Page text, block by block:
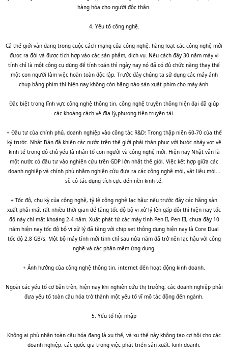
hàng hóa cho người độc thân.
4. Yếu tố công nghệ.
Cả thế giới vẫn đang trong cuộc cách mạng của công nghệ, hàng loạt các công nghệ mới
được ra đời và được tích hợp vào các sản phẩm, dịch vụ. Nếu cách đây 30 năm máy vi
tính chỉ là một công cụ dùng để tính toán thì ngày nay nó đã có đủ chức năng thay thế
một con người làm việc hoàn toàn độc lập. Trước đây chúng ta sử dụng các máy ảnh
chụp bằng phim thì hiện nay không còn hãng nào sản xuất phim cho máy ảnh.
Đặc biệt trong lĩnh vực công nghệ thông tin, công nghệ truyền thông hiện đại đã giúp
các khoảng cách về địa lý,phương tiện truyền tải.
+ Đầu tư của chính phủ, doanh nghiệp vào công tác R&D: Trong thập niên 60-70 của thế
kỷ trước. Nhật Bản đã khiến các nước trên thế giới phải thán phục với bước nhảy vọt về
kinh tế trong đó chủ yếu là nhân tố con người và công nghệ mới. Hiện nay Nhật vẫn là
một nước có đầu tư vào nghiên cứu trên GDP lớn nhất thế giới. Việc kết hợp giữa các
doanh nghiệp và chính phủ nhằm nghiên cứu đưa ra các công nghệ mới, vật liệu mới...
sẽ có tác dụng tích cực đến nền kinh tế.
+ Tốc độ, chu kỳ của công nghệ, tỷ lệ công nghệ lạc hậu: nếu trước đây các hãng sản
xuất phải mất rất nhiều thời gian để tăng tốc độ bộ vi xử lý lên gấp đôi thì hiện nay tốc
độ này chỉ mất khoảng 2-4 năm. Xuất phát từ các máy tính Pen II, Pen III, chưa đầy 10
năm hiện nay tốc độ bộ vi xử lý đã tăng với chip set thông dụng hiện nay là Core Dual
tốc độ 2.8 GB/s. Một bộ máy tính mới tinh chỉ sau nửa năm đã trở nên lạc hậu với công
nghệ và các phần mềm ứng dụng.
+ Ảnh hưởng của công nghệ thông tin, internet đến hoạt động kinh doanh.
Ngoài các yếu tố cơ bản trên, hiện nay khi nghiên cứu thị trường, các doanh nghiệp phải
đưa yếu tố toàn cầu hóa trở thành một yếu tố vĩ mô tác động đến ngành.
5. Yếu tố hội nhập
Không ai phủ nhận toàn cầu hóa đang là xu thế, và xu thế này không tạo cơ hội cho các
doanh nghiệp, các quốc gia trong việc phát triển sản xuất, kinh doanh.